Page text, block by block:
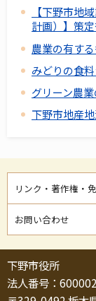
【下野市地
計画）】策
農業の有す
みどりの食
グリーン農
下野市地産
リンク・著作権・
お問い合わせ
下野市役所
法人番号：